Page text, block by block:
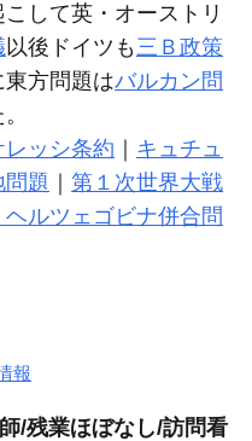
こして英・オーストリ
以後ドイツも三Ｂ政策
方問題はバルカン問
ッシ条約
キュチュ
問題
第１次世界大戦
ルツェゴビナ併合問
報
/残業ほぼなし/訪問看